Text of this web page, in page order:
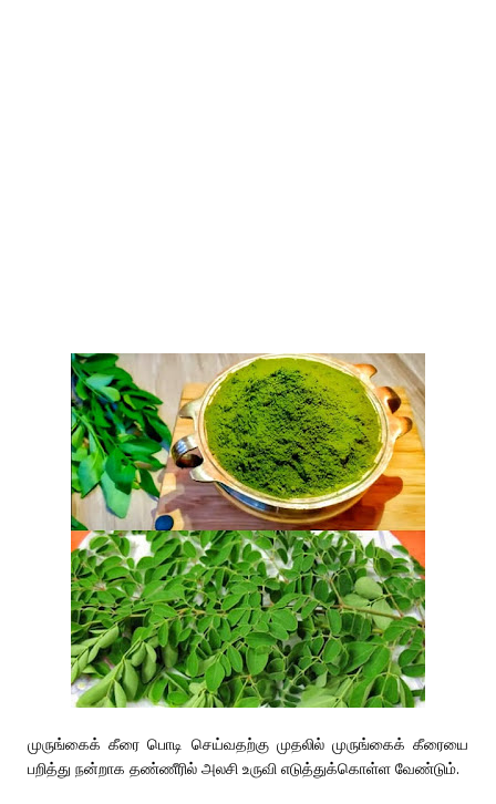
முருங்கைக் கீரை பொடி செய்வதற்கு முதலில் முருங்கைக் கீரையை
பறித்து நன்றாக தண்ணீரில் அலசி உருவி எடுத்துக்கொள்ள வேண்டும்.